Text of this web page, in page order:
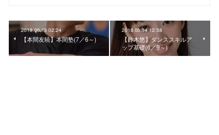
2018.06.18 02:24
【本間友暁】本間塾(7／6～)
2018.05.14 12:58
【鈴木悠】ダンススキルア
ップ基礎(6／9～)